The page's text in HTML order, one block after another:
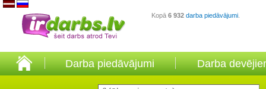
Kopā 6 932 darba piedāvājumi
Darba piedāvājumi Darba